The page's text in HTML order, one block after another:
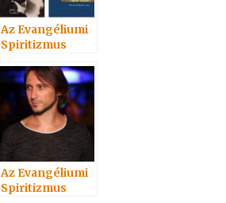
Az Evangéliumi
Spiritizmus
könyvről 3. rész
Az Evangéliumi
Spiritizmus